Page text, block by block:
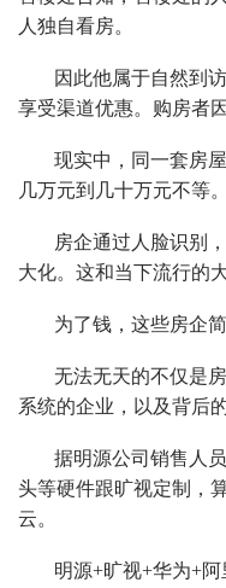
人独自看房。
因此他属于自然到
享受渠道优惠。购房者
现实中，同一套房
几万元到几十万元不等。
房企通过人脸识别
大化。这和当下流行的
为了钱，这些房企
无法无天的不仅是
系统的企业，以及背后
据明源公司销售人
头等硬件跟旷视定制，
云。
明源+旷视+华为+